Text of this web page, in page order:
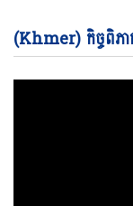
(Khmer) កិច្ចពិភា